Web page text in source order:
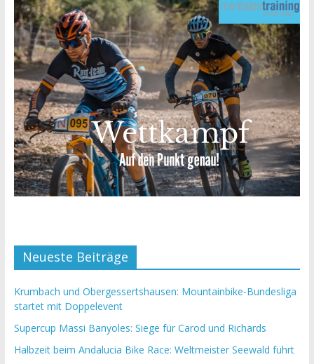
Neueste Beiträge
Krumbach und Obergessertshausen: Mountainbike-Bundesliga
startet mit Doppelevent
Supercup Massi Banyoles: Siege für Carod und Richards
Halbzeit beim Andalucia Bike Race: Weltmeister Seewald führt